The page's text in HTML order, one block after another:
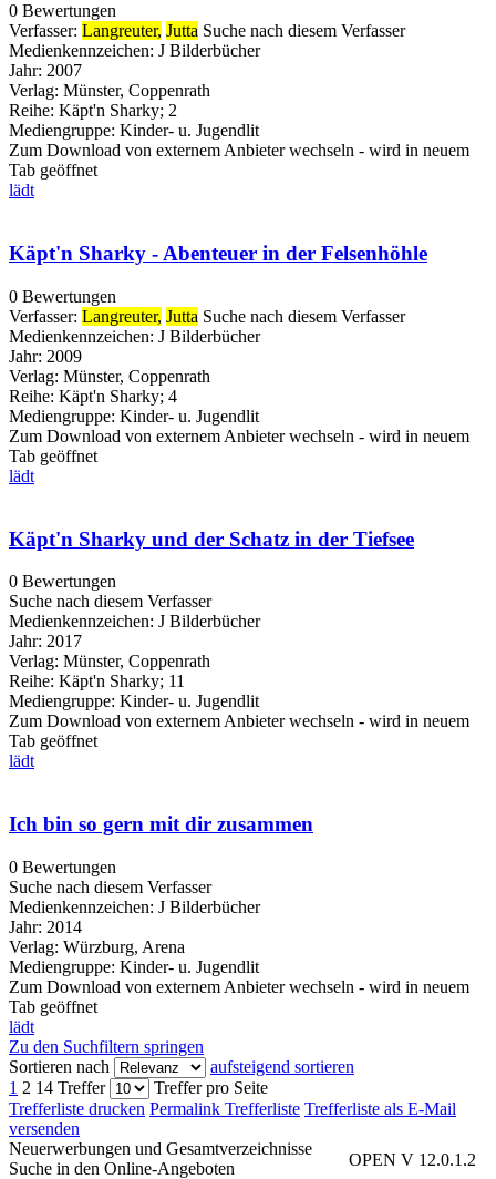
0 Bewertungen
Verfasser: Langreuter, Jutta Suche nach diesem Verfasser
Medienkennzeichen: J Bilderbücher
Jahr: 2007
Verlag: Münster, Coppenrath
Reihe: Käpt'n Sharky; 2
Mediengruppe: Kinder- u. Jugendlit
Zum Download von externem Anbieter wechseln - wird in neuem
Tab geöffnet
lädt
Käpt'n Sharky - Abenteuer in der Felsenhöhle
0 Bewertungen
Verfasser: Langreuter, Jutta Suche nach diesem Verfasser
Medienkennzeichen: J Bilderbücher
Jahr: 2009
Verlag: Münster, Coppenrath
Reihe: Käpt'n Sharky; 4
Mediengruppe: Kinder- u. Jugendlit
Zum Download von externem Anbieter wechseln - wird in neuem
Tab geöffnet
lädt
Käpt'n Sharky und der Schatz in der Tiefsee
0 Bewertungen
Suche nach diesem Verfasser
Medienkennzeichen: J Bilderbücher
Jahr: 2017
Verlag: Münster, Coppenrath
Reihe: Käpt'n Sharky; 11
Mediengruppe: Kinder- u. Jugendlit
Zum Download von externem Anbieter wechseln - wird in neuem
Tab geöffnet
lädt
Ich bin so gern mit dir zusammen
0 Bewertungen
Suche nach diesem Verfasser
Medienkennzeichen: J Bilderbücher
Jahr: 2014
Verlag: Würzburg, Arena
Mediengruppe: Kinder- u. Jugendlit
Zum Download von externem Anbieter wechseln - wird in neuem
Tab geöffnet
lädt
Zu den Suchfiltern springen
Sortieren nach
aufsteigend sortieren
1 2 14 Treffer
Treffer pro Seite
Trefferliste drucken Permalink Trefferliste Trefferliste als E-Mail
versenden
OPEN V 12.0.1.2
Neuerwerbungen und Gesamtverzeichnisse
Suche in den Online-Angeboten